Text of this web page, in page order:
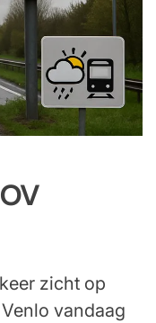
zicht op
vandaag